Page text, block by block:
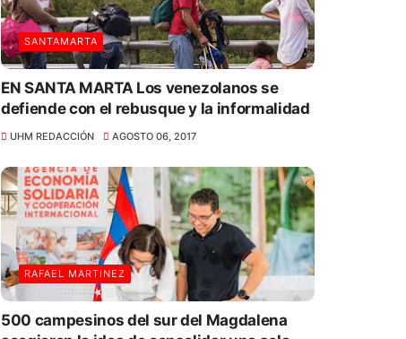
SANTAMARTA
EN SANTA MARTA Los venezolanos se
defiende con el rebusque y la informalidad
UHM REDACCIÓN AGOSTO 06, 2017
RAFAEL MARTINEZ
500 campesinos del sur del Magdalena